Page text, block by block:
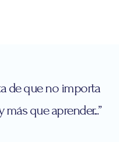
de que no importa
que aprender...”